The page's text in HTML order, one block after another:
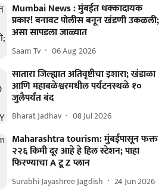
Mumbai News : मुंबईत धक्कादायक
प्रकार! बनावट पोलीस बनून खंडणी उकळली;
असा सापडला जाळ्यात
Saam Tv 06 Aug 2026
सातारा जिल्ह्यात अतिवृष्टीचा इशारा; खंडाळा
आणि महाबळेश्वरमधील पर्यटनस्थळे १०
जुलैपर्यंत बंद
Bharat Jadhav 08 Jul 2026
Maharashtra tourism: मुंबईपासून फक्त
२२६ किमी दूर आहे हे हिल स्टेशन; पाहा
फिरण्याचा A टू Z प्लान
Surabhi Jayashree Jagdish 24 Jun 2026